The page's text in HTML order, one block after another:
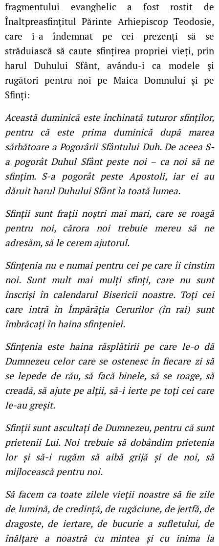
fragmentului evanghelic a fost rostit de
Înaltpreasfințitul Părinte Arhiepiscop Teodosie,
care i-a îndemnat pe cei prezenți să se
străduiască să caute sfințirea propriei vieți, prin
harul Duhului Sfânt, avându-i ca modele și
rugători pentru noi pe Maica Domnului și pe
Sfinți:
Această duminică este închinată tuturor sfinţilor,
pentru că este prima duminică după marea
sărbătoare a Pogorârii Sfântului Duh. De aceea S-
a pogorât Duhul Sfânt peste noi – ca noi să ne
sfinţim. S-a pogorât peste Apostoli, iar ei au
dăruit harul Duhului Sfânt la toată lumea.
Sfinţii sunt fraţii noștri mai mari, care se roagă
pentru noi, cărora noi trebuie mereu să ne
adresăm, să le cerem ajutorul.
Sfinţenia nu e numai pentru cei pe care îi cinstim
noi. Sunt mult mai mulţi sfinţi, care nu sunt
înscriși în calendarul Bisericii noastre. Toţi cei
care intră în Împărăţia Cerurilor (în rai) sunt
îmbrăcaţi în haina sfinţeniei.
Sfinţenia este haina răsplătirii pe care le-o dă
Dumnezeu celor care se ostenesc în fiecare zi să
se lepede de rău, să facă binele, să se roage, să
creadă, să ajute pe alţii, să-i ierte pe toţi cei care
le-au greșit.
Sfinţii sunt ascultaţi de Dumnezeu, pentru că sunt
prietenii Lui. Noi trebuie să dobândim prietenia
lor și să-i rugăm să aibă grijă și de noi, să
mijlocească pentru noi.
Să facem ca toate zilele vieţii noastre să fie zile
de lumină, de credinţă, de rugăciune, de jertfă, de
dragoste, de iertare, de bucurie a sufletului, de
înălţare a noastră cu mintea și cu inima la